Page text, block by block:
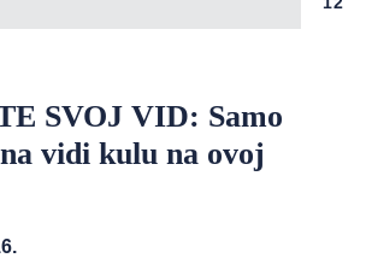
SVOJ VID: Samo
vidi kulu na ovoj